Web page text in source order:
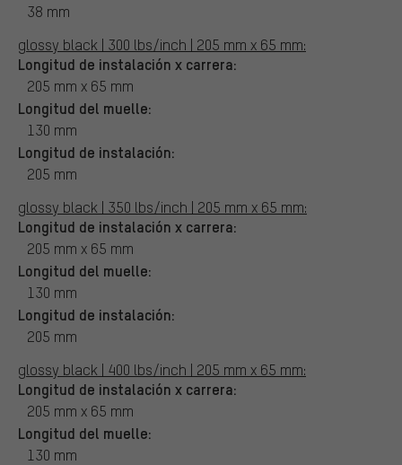
38 mm
glossy black | 300 lbs/inch | 205 mm x 65 mm:
Longitud de instalación x carrera:
205 mm x 65 mm
Longitud del muelle:
130 mm
Longitud de instalación:
205 mm
glossy black | 350 lbs/inch | 205 mm x 65 mm:
Longitud de instalación x carrera:
205 mm x 65 mm
Longitud del muelle:
130 mm
Longitud de instalación:
205 mm
glossy black | 400 lbs/inch | 205 mm x 65 mm:
Longitud de instalación x carrera:
205 mm x 65 mm
Longitud del muelle:
130 mm